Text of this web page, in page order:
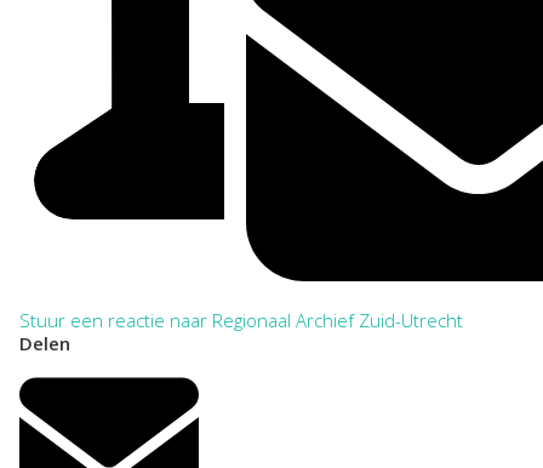
Stuur een reactie naar Regionaal Archief Zuid-Utrecht
Delen